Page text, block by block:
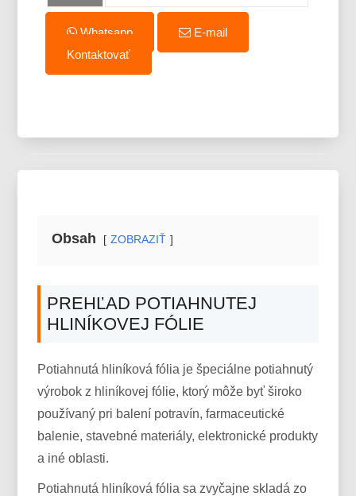
Whatsapp
E-mail
Kontaktovať
Obsah ZOBRAZIŤ
PREHĽAD POTIAHNUTEJ
HLINÍKOVEJ FÓLIE
Potiahnutá hliníková fólia je špeciálne potiahnutý
výrobok z hliníkovej fólie, ktorý môže byť široko
používaný pri balení potravín, farmaceutické
balenie, stavebné materiály, elektronické produkty
a iné oblasti.
Potiahnutá hliníková fólia sa zvyčajne skladá zo